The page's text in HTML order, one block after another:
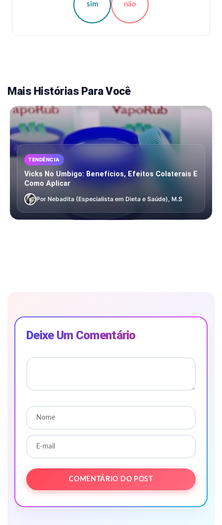
sim não
Mais Histórias Para Você
TENDÊNCIA
Vicks No Umbigo: Benefícios, Efeitos Colaterais E
Como Aplicar
Por Nebadita (Especialista em Dieta e Saúde), M.S
Deixe Um Comentário